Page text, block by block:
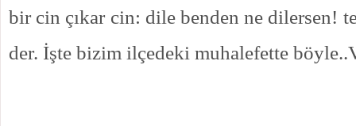
bir cin çıkar cin: dile benden ne dilersen!
der. İşte bizim ilçedeki muhalefette